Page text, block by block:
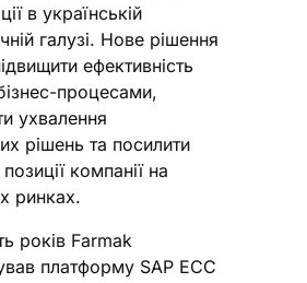
в українській
галузі. Нове рішення
ефективність
процесами,
ухвалення
рішень та посилити
компанії на
ринках.
років Farmak
платформу SAP ECC